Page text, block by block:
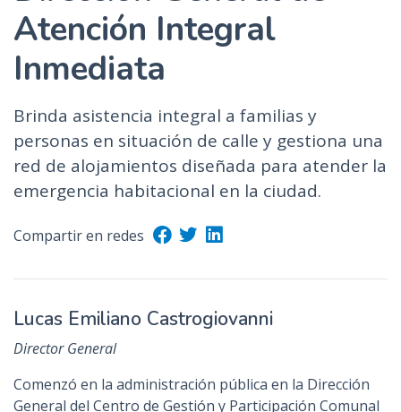
n
i
r
i
c
i
a
Atención Integral
Inmediata
Brinda asistencia integral a familias y
personas en situación de calle y gestiona una
red de alojamientos diseñada para atender la
emergencia habitacional en la ciudad.
Compartir en redes
Lucas Emiliano Castrogiovanni
Director General
Comenzó en la administración pública en la Dirección
General del Centro de Gestión y Participación Comunal